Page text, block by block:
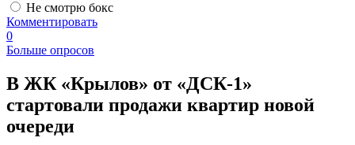
Не смотрю бокс
Комментировать
0
Больше опросов
​В ЖК «Крылов» от «ДСК-1»
стартовали продажи квартир новой
очереди